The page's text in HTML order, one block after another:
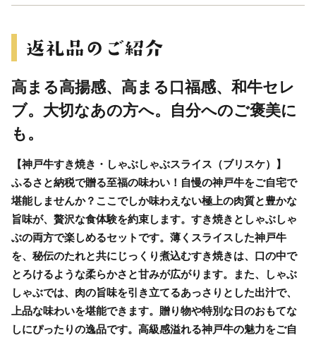
高まる高揚感、高まる口福感、和牛セレ
ブ。大切なあの方へ。自分へのご褒美に
も。
【神戸牛すき焼き・しゃぶしゃぶスライス（ブリスケ）】
ふるさと納税で贈る至福の味わい！自慢の神戸牛をご自宅で
堪能しませんか？ここでしか味わえない極上の肉質と豊かな
旨味が、贅沢な食体験を約束します。すき焼きとしゃぶしゃ
ぶの両方で楽しめるセットです。薄くスライスした神戸牛
を、秘伝のたれと共にじっくり煮込むすき焼きは、口の中で
とろけるような柔らかさと甘みが広がります。また、しゃぶ
しゃぶでは、肉の旨味を引き立てるあっさりとした出汁で、
上品な味わいを堪能できます。贈り物や特別な日のおもてな
しにぴったりの逸品です。高級感溢れる神戸牛の魅力をご自